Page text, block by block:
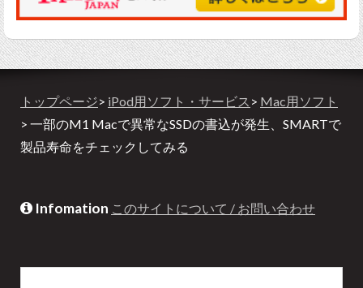
トップページ> iPod用ソフト・サービス > Mac用ソフト
> 一部のM1 Macで異常なSSDの書込が発生、SMARTで
製品寿命をチェックしてみる
Infomation このサイトについて / お問い合わせ